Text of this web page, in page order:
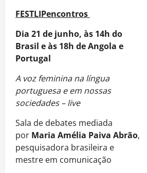
FESTLIPencontros
Dia 21 de junho, às 14h do
Brasil e às 18h de Angola e
Portugal
A voz feminina na língua
portuguesa e em nossas
sociedades – live
Sala de debates mediada
por Maria Amélia Paiva Abrão,
pesquisadora brasileira e
mestre em comunicação